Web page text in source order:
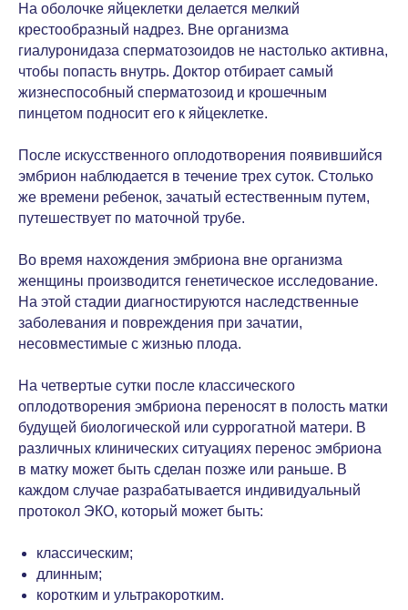
На оболочке яйцеклетки делается мелкий
крестообразный надрез. Вне организма
гиалуронидаза сперматозоидов не настолько активна,
чтобы попасть внутрь. Доктор отбирает самый
жизнеспособный сперматозоид и крошечным
пинцетом подносит его к яйцеклетке.
После искусственного оплодотворения появившийся
эмбрион наблюдается в течение трех суток. Столько
же времени ребенок, зачатый естественным путем,
путешествует по маточной трубе.
Во время нахождения эмбриона вне организма
женщины производится генетическое исследование.
На этой стадии диагностируются наследственные
заболевания и повреждения при зачатии,
несовместимые с жизнью плода.
На четвертые сутки после классического
оплодотворения эмбриона переносят в полость матки
будущей биологической или суррогатной матери. В
различных клинических ситуациях перенос эмбриона
в матку может быть сделан позже или раньше. В
каждом случае разрабатывается индивидуальный
протокол ЭКО, который может быть:
классическим;
длинным;
коротким и ультракоротким.